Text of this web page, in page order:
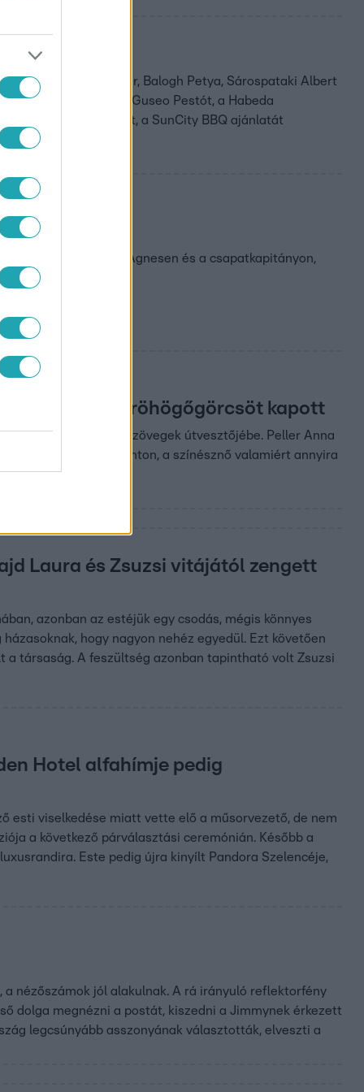
Dr. Varga Eszter, Balogh Petya, Sárospataki Albert
élményt kínáló Guseo Pestót, a Habeda
a sült húsok ízesítőjét, a SunCity BBQ ajánlatát
maradtak a hídon. Ágnesen és a csapatkapitányon,
en!
látványától röhögőgörcsöt kapott
Sanyi betévedt a szövegek útvesztőjébe. Peller Anna
a megfelelő ponton, a színésznő valamiért annyira
Laura és Zsuzsi vitájától zengett
azonban az estéjük egy csodás, mégis könnyes
hogy nagyon nehéz egyedül. Ezt követően
társaság. A feszültség azonban tapintható volt Zsuzsi
Hotel alfahímje pedig
esti viselkedése miatt vette elő a műsorvezető, de nem
a következő párválasztási ceremónián. Később a
Este pedig újra kinyílt Pandora Szelencéje,
nézőszámok jól alakulnak. A rá irányuló reflektorfény
dolga megnézni a postát, kiszedni a Jimmynek érkezett
legcsúnyább asszonyának választották, elveszti a